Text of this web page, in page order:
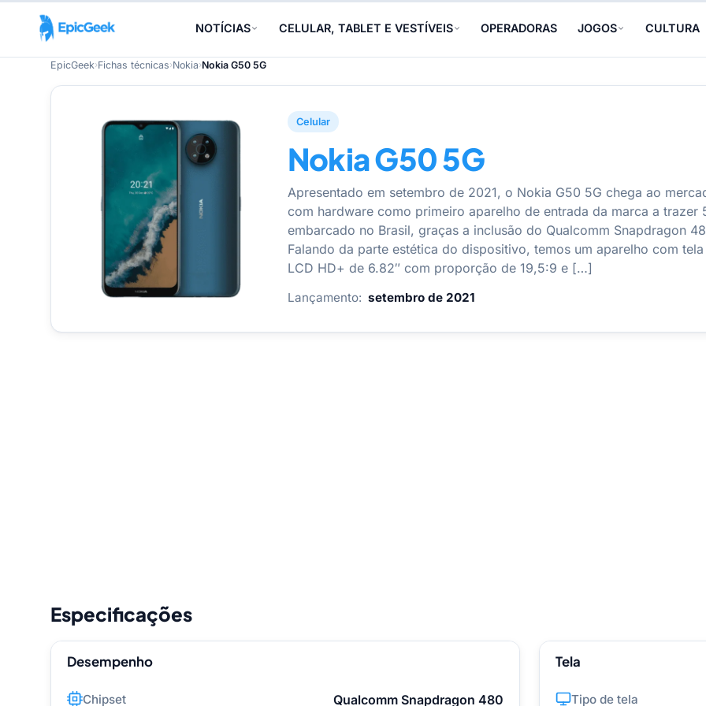
NOTÍCIAS CELULAR, TABLET E VESTÍVEIS OPERADORAS JOGOS CULTURA
EpicGeek›Fichas técnicas›Nokia›Nokia G50 5G
Celular
Nokia G50 5G
Apresentado em setembro de 2021, o Nokia G50 5G chega ao
com hardware como primeiro aparelho de entrada da marca a trazer
embarcado no Brasil, graças a inclusão do Qualcomm Snapdragon
Falando da parte estética do dispositivo, temos um aparelho com tela
LCD HD+ de 6.82″ com proporção de 19,5:9 e […]
Lançamento: setembro de 2021
Especificações
Desempenho
Chipset Qualcomm Snapdragon 480
Tela
Tipo de tela